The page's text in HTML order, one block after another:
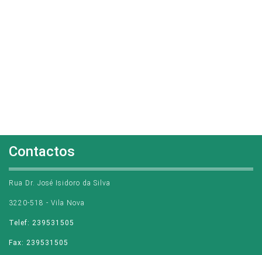
Contactos
Rua Dr. José Isidoro da Silva
3220-518 - Vila Nova
Telef: 239531505
Fax: 239531505